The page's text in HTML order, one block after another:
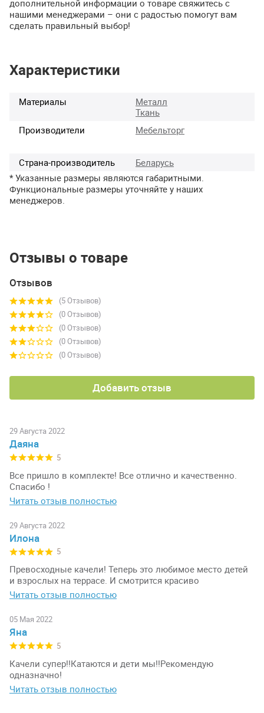
дополнительной информации о товаре свяжитесь с
нашими менеджерами – они с радостью помогут вам
сделать правильный выбор!
Характеристики
Материалы
Металл
Ткань
Производители
Мебельторг
Страна-производитель
Беларусь
* Указанные размеры являются габаритными.
Функциональные размеры уточняйте у наших
менеджеров.
Отзывы о товаре
Отзывов
(5 Отзывов)
(0 Отзывов)
(0 Отзывов)
(0 Отзывов)
(0 Отзывов)
Добавить отзыв
29 Августа 2022
Даяна
5
Все пришло в комплекте! Все отлично и качественно.
Спасибо !
Читать отзыв полностью
29 Августа 2022
Илона
5
Превосходные качели! Теперь это любимое место детей
и взрослых на террасе. И смотрится красиво
Читать отзыв полностью
05 Мая 2022
Яна
5
Качели супер!!Катаются и дети мы!!Рекомендую
одназначно!
Читать отзыв полностью